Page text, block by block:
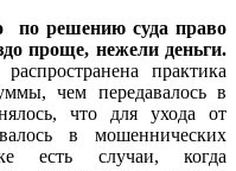
по решению суда право
проще, нежели деньги.
практика
чем передавалось в
что для ухода от
в мошеннических
есть случаи, когда